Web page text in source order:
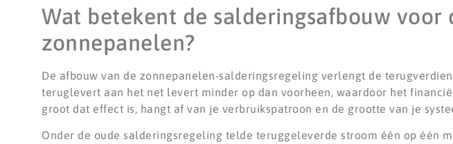
Wat betekent de salderingsafbouw
zonnepanelen?
De afbouw van de zonnepanelen-salderingsregeling verlengt de
teruglevert aan het net levert minder op dan voorheen, waardoor het
groot dat effect is, hangt af van je verbruikspatroon en de grootte van je
Onder de oude salderingsregeling telde teruggeleverde stroom één op één